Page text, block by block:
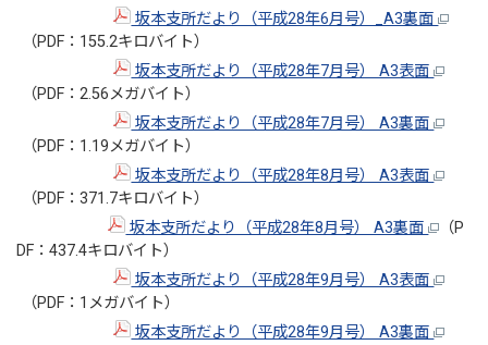
坂本支所だより（平成28年6月号）_A3裏面
（PDF：155.2キロバイト）
坂本支所だより（平成28年7月号） A3表面
（PDF：2.56メガバイト）
坂本支所だより（平成28年7月号） A3裏面
（PDF：1.19メガバイト）
坂本支所だより（平成28年8月号） A3表面
（PDF：371.7キロバイト）
坂本支所だより（平成28年8月号） A3裏面
（P
DF：437.4キロバイト）
坂本支所だより（平成28年9月号） A3表面
（PDF：1メガバイト）
坂本支所だより（平成28年9月号） A3裏面